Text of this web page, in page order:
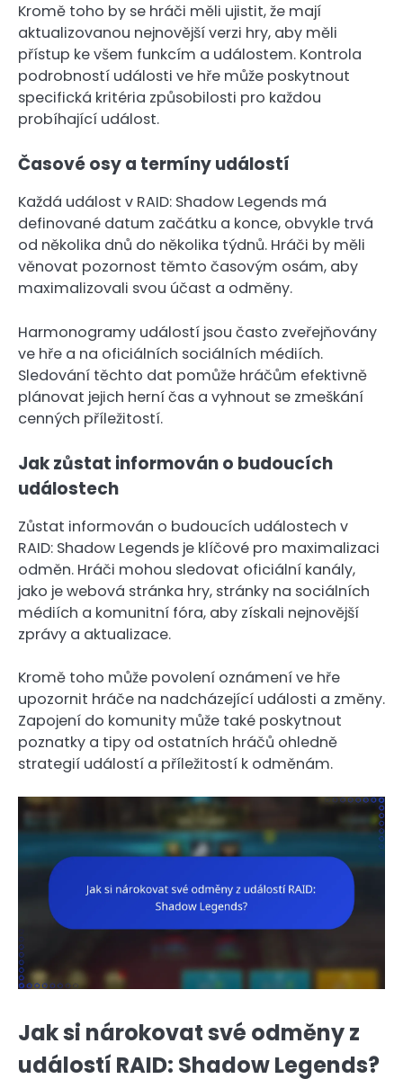
Kromě toho by se hráči měli ujistit, že mají
aktualizovanou nejnovější verzi hry, aby měli
přístup ke všem funkcím a událostem. Kontrola
podrobností události ve hře může poskytnout
specifická kritéria způsobilosti pro každou
probíhající událost.
Časové osy a termíny událostí
Každá událost v RAID: Shadow Legends má
definované datum začátku a konce, obvykle trvá
od několika dnů do několika týdnů. Hráči by měli
věnovat pozornost těmto časovým osám, aby
maximalizovali svou účast a odměny.
Harmonogramy událostí jsou často zveřejňovány
ve hře a na oficiálních sociálních médiích.
Sledování těchto dat pomůže hráčům efektivně
plánovat jejich herní čas a vyhnout se zmeškání
cenných příležitostí.
Jak zůstat informován o budoucích
událostech
Zůstat informován o budoucích událostech v
RAID: Shadow Legends je klíčové pro maximalizaci
odměn. Hráči mohou sledovat oficiální kanály,
jako je webová stránka hry, stránky na sociálních
médiích a komunitní fóra, aby získali nejnovější
zprávy a aktualizace.
Kromě toho může povolení oznámení ve hře
upozornit hráče na nadcházející události a změny.
Zapojení do komunity může také poskytnout
poznatky a tipy od ostatních hráčů ohledně
strategií událostí a příležitostí k odměnám.
Jak si nárokovat své odměny z
událostí RAID: Shadow Legends?